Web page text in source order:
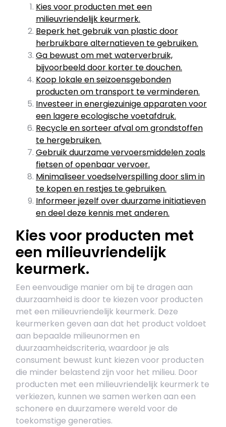
Kies voor producten met een
milieuvriendelijk keurmerk.
Beperk het gebruik van plastic door
herbruikbare alternatieven te gebruiken.
Ga bewust om met waterverbruik,
bijvoorbeeld door korter te douchen.
Koop lokale en seizoensgebonden
producten om transport te verminderen.
Investeer in energiezuinige apparaten voor
een lagere ecologische voetafdruk.
Recycle en sorteer afval om grondstoffen
te hergebruiken.
Gebruik duurzame vervoersmiddelen zoals
fietsen of openbaar vervoer.
Minimaliseer voedselverspilling door slim in
te kopen en restjes te gebruiken.
Informeer jezelf over duurzame initiatieven
en deel deze kennis met anderen.
Kies voor producten met
een milieuvriendelijk
keurmerk.
Een eenvoudige manier om bij te dragen aan
duurzaamheid is door te kiezen voor producten
met een milieuvriendelijk keurmerk. Deze
keurmerken geven aan dat het product voldoet
aan bepaalde milieunormen en
duurzaamheidscriteria, waardoor je als
consument bewust kunt kiezen voor producten
die minder belastend zijn voor het milieu. Door
producten met een milieuvriendelijk keurmerk te
verkiezen, kunnen we samen werken aan een
schonere en duurzamere wereld voor de
toekomstige generaties.